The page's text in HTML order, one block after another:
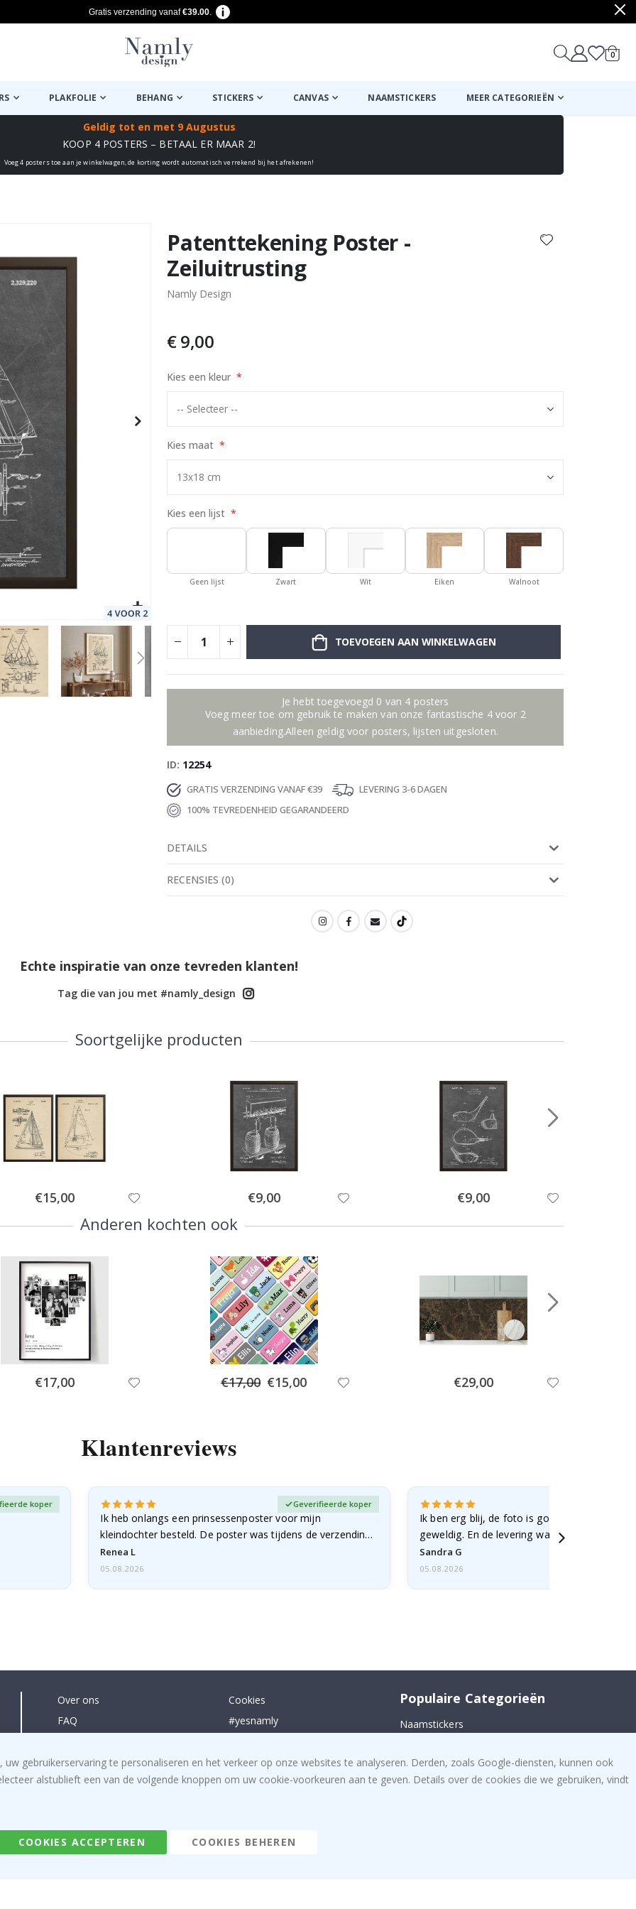
Gratis verzending vanaf€39.00.
0
PLAKFOLIE BEHANG STICKERS CANVAS NAAMSTICKERS MEER CATEGORIEËN
Geldig tot en met 9 Augustus
KOOP 4 POSTERS – BETAAL ER MAAR 2!
Voeg 4 posters toe aan je winkelwagen, de korting wordt automatisch verrekend bij het afrekenen!
Poster
Patenttekening Poster -
Zeiluitrusting
Namly Design
€ 9,00
Kies een kleur
Kies maat
Kies een lijst
Geen lijst Zwart Wit Eiken Walnoot
TOEVOEGEN AAN WINKELWAGEN
Je hebt toegevoegd 0 van 4 posters
Voeg meer toe om gebruik te maken van onze fantastische 4 voor 2
aanbieding.Alleen geldig voor posters, lijsten uitgesloten.
ID 12254
GRATIS VERZENDING VANAF €39
LEVERING 3-6 DAGEN
100% TEVREDENHEID GEGARANDEERD
DETAILS
RECENSIES (0)
Echte inspiratie van onze tevreden klanten!
Tag die van jou met #namly_design
Soortgelijke producten
Special
Price
€15,00 Special
Price
€9,00 Special
Price
€9,00
Anderen kochten ook
Special
Price
€17,00 €17,00 Special
Price
€15,00 Special
Price
€29,00
Klantenreviews
koper
Ik heb onlangs een prinsessenposter voor mijn
kleindochter besteld. De poster was tijdens de verzending
licht…
Renea L
Geverifieerde koper
05.08.2026
Ik ben erg blij, de foto is goed gelukt en de
geweldig. En de levering was snel.
Sandra G
05.08.2026
Over ons
FAQ
Recht om te annuleren
Algemene voorwaarden
Cookies
#yesnamly
Instructies
Inspiratie
Populaire Categorieën
Naamstickers
Tegelstickers
Posters
gebruikerservaring te personaliseren en het verkeer op onze websites te analyseren. Derden, zoals Google-diensten, kunnen ook
alstublieft een van de volgende knoppen om uw cookie-voorkeuren aan te geven. Details over de cookies die we gebruiken, vindt
COOKIES ACCEPTEREN COOKIES BEHEREN